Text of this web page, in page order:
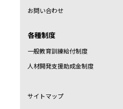
お問い合わせ
各種制度
一般教育訓練給付制度
人材開発支援助成金制度
サイトマップ